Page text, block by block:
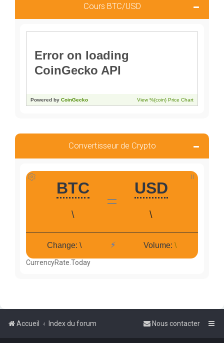
Cours BTC/USD
Convertisseur de Crypto
CurrencyRate.Today
Accueil Index du forum Nous contacter